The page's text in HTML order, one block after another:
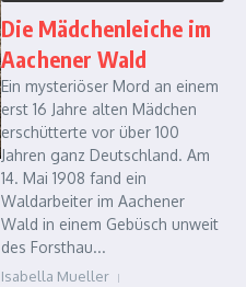
Die Mädchenleiche im
Aachener Wald
Ein mysteriöser Mord an einem
erst 16 Jahre alten Mädchen
erschütterte vor über 100
Jahren ganz Deutschland. Am
14. Mai 1908 fand ein
Waldarbeiter im Aachener
Wald in einem Gebüsch unweit
des Forsthau...
Isabella Mueller